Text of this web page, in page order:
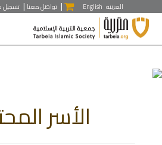
| تسجيل | تواصل معنا English العربية
الأسر